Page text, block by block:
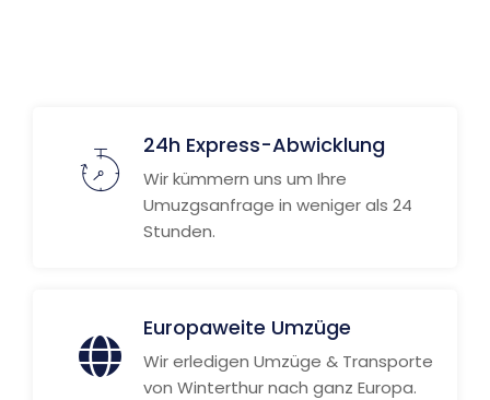
24h Express-Abwicklung
Wir kümmern uns um Ihre
Umuzgsanfrage in weniger als 24
Stunden.
Europaweite Umzüge
Wir erledigen Umzüge & Transporte
von Winterthur nach ganz Europa.